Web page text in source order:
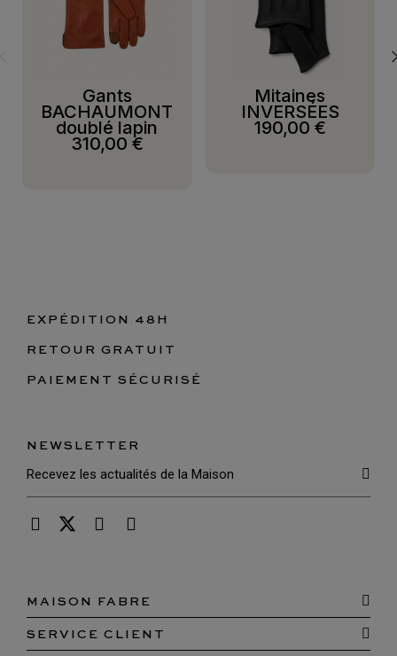
Gants
BACHAUMONT
doublé lapin
310,00 €
Mitaines
INVERSÉES
190,00 €
EXPÉDITION 48H
RETOUR GRATUIT
PAIEMENT SÉCURISÉ
NEWSLETTER
MAISON FABRE
SERVICE CLIENT